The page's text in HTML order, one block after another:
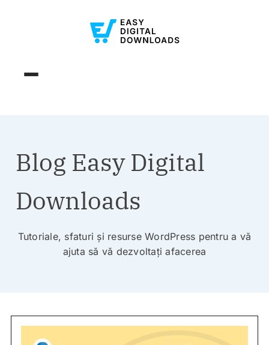
Blog Easy Digital
Downloads
Tutoriale, sfaturi și resurse WordPress pentru a vă
ajuta să vă dezvoltați afacerea